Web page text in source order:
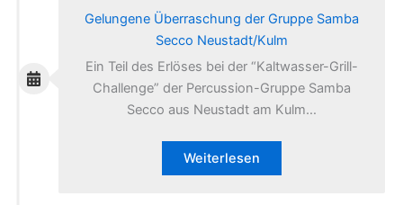
Gelungene Überraschung der Gruppe Samba
Secco Neustadt/Kulm
Ein Teil des Erlöses bei der “Kaltwasser-Grill-
Challenge” der Percussion-Gruppe Samba
Secco aus Neustadt am Kulm…
Weiterlesen